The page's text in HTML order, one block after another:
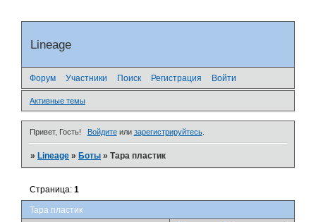
Lineage
Форум Участники Поиск Регистрация Войти
Активные темы
Привет, Гость! Войдитеили зарегистрируйтесь.
»Lineage »Боты »Тара пластик
Тара пластик
Страница:1